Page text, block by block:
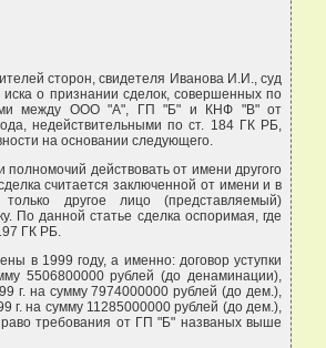
сторон, свидетеля Иванова И.И., суд
о признании сделок, совершенных по
между ООО "А", ГП "Б" и КНФ "В" от
недействительными по ст. 184 ГК РБ,
на основании следующего.
полномочий действовать от имени другого
считается заключенной от имени и в
другое лицо (представляемый)
По данной статье сделка оспоримая, где
ГК РБ.
в 1999 году, а именно: договор уступки
5506800000 рублей (до денаминации),
г. на сумму 7974000000 рублей (до дем.),
г. на сумму 11285000000 рублей (до дем.),
требования от ГП "Б" названых выше